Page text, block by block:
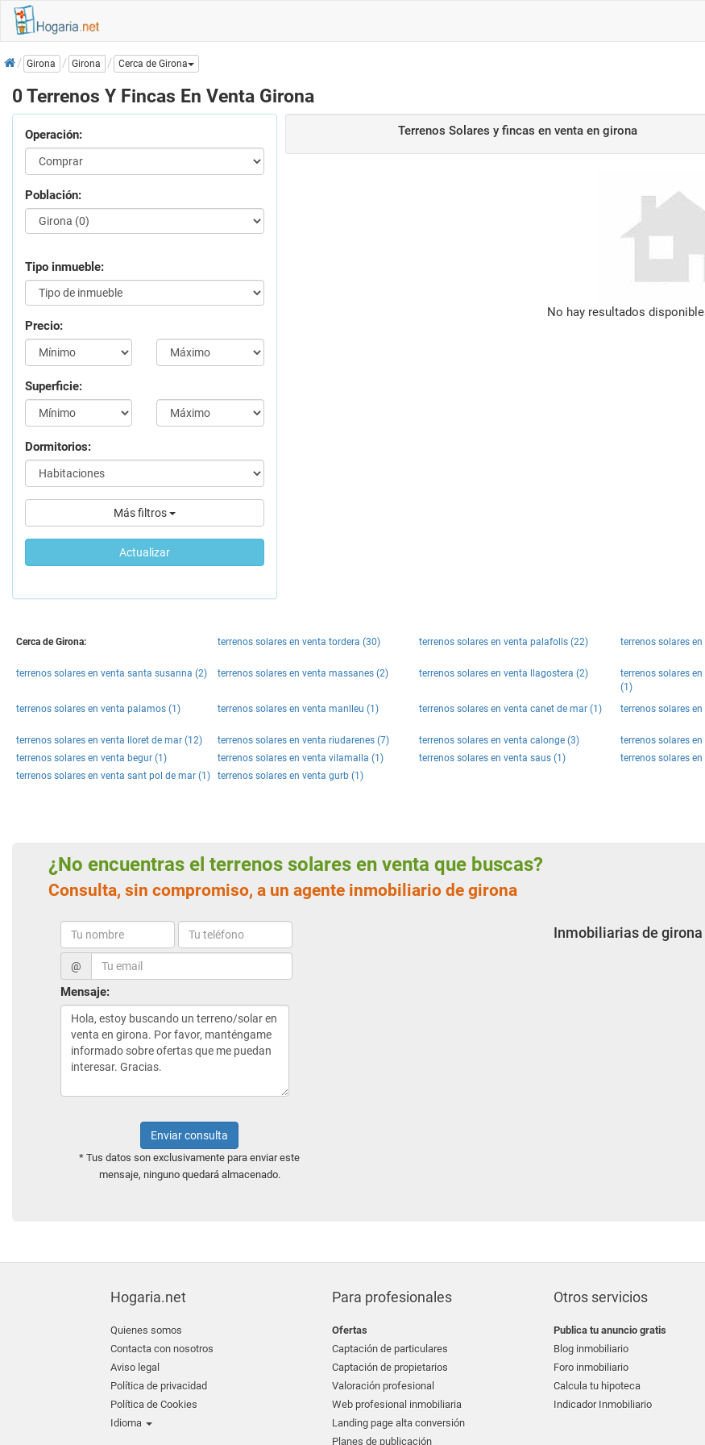
InicioGirona Girona Cerca de Girona
0 Terrenos Y Fincas En Venta Girona
Operación:
Población:
Tipo inmueble:
Precio:
Superficie:
Dormitorios:
Más filtros
Actualizar
Terrenos Solares y fincas en ventaen girona
No hay resultados
Cerca de Girona: terrenos solares en venta tordera (30) terrenos solares en venta palafolls (22) terrenos solares
terrenos solares en venta santa susanna (2)
terrenos solares en venta massanes (2) terrenos solares en venta llagostera (2)
terrenos solares
(1)
terrenos solares en venta palamos (1)
terrenos solares en venta manlleu (1) terrenos solares en venta canet de mar (1) terrenos solares
terrenos solares en venta lloret de mar (12)
terrenos solares en venta riudarenes (7) terrenos solares en venta calonge (3) terrenos solares
terrenos solares en venta begur (1)
terrenos solares en venta vilamalla (1) terrenos solares en venta saus (1) terrenos solares
terrenos solares en venta sant pol de mar (1)
terrenos solares en venta gurb (1)
¿No encuentras el terrenos solares en venta que buscas?
Consulta, sin compromiso, a un agente inmobiliario de girona
@
Mensaje:
Enviar consulta
* Tus datos son exclusivamente para enviar este
mensaje, ninguno quedará almacenado.
Inmobiliarias de
Hogaria.net
Quienes somos
Contacta con nosotros
Aviso legal
Política de privacidad
Política de Cookies
Idioma
Para profesionales
Ofertas
Captación de particulares
Captación de propietarios
Valoración profesional
Web profesional inmobiliaria
Landing page alta conversión
Planes de publicación
Otros servicios
Publica tu anuncio gratis
Blog inmobiliario
Foro inmobiliario
Calcula tu hipoteca
Indicador Inmobiliario